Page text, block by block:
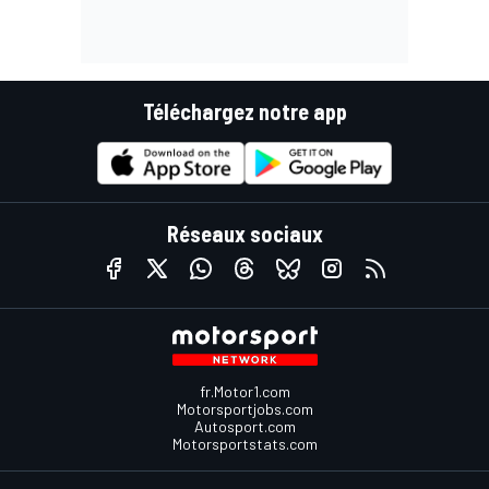
Téléchargez notre app
Réseaux sociaux
fr.Motor1.com
Motorsportjobs.com
Autosport.com
Motorsportstats.com